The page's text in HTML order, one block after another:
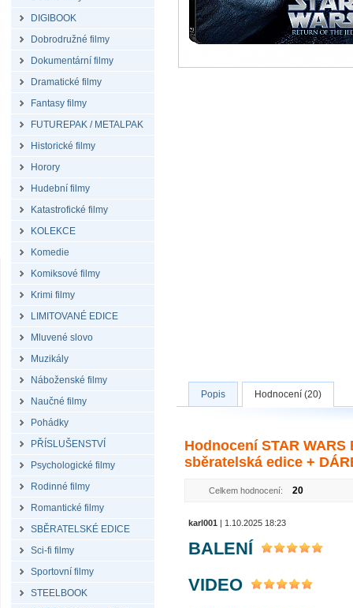
DIGIBOOK
Dobrodružné filmy
Dokumentární filmy
Dramatické filmy
Fantasy filmy
FUTUREPAK / METALPAK
Historické filmy
Horory
Hudební filmy
Katastrofické filmy
KOLEKCE
Komedie
Komiksové filmy
Krimi filmy
LIMITOVANÉ EDICE
Mluvené slovo
Muzikály
Náboženské filmy
Naučné filmy
Pohádky
PŘÍSLUŠENSTVÍ
Psychologické filmy
Rodinné filmy
Romantické filmy
SBĚRATELSKÉ EDICE
Sci-fi filmy
Sportovní filmy
STEELBOOK
Popis Hodnocení (20)
Hodnocení STAR
sběratelská edice +
Celkem hodnocení: 20
karl001 | 1.10.2025 18:23
BALENÍ
VIDEO